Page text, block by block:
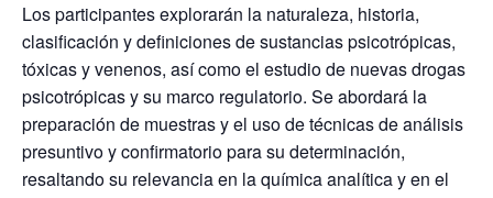
Los participantes explorarán la naturaleza, historia,
clasificación y definiciones de sustancias psicotrópicas,
tóxicas y venenos, así como el estudio de nuevas drogas
psicotrópicas y su marco regulatorio. Se abordará la
preparación de muestras y el uso de técnicas de análisis
presuntivo y confirmatorio para su determinación,
resaltando su relevancia en la química analítica y en el